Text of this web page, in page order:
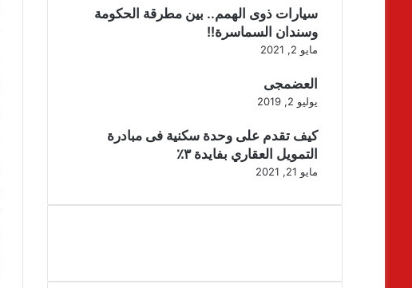
سيارات ذوى الهمم.. بين مطرقة الحكومة
وسندان السماسرة!!
مايو 2, 2021
العضمجى
يوليو 2, 2019
كيف تقدم على وحدة سكنية فى مبادرة
التمويل العقاري بفايدة ٣٪
مايو 21, 2021